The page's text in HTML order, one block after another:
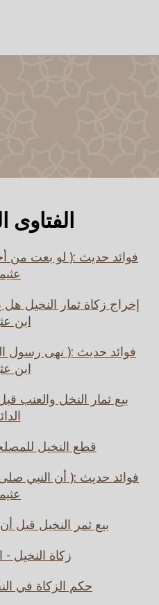
الفتاوى
فوائد حديث :( لو بعت من
إخراج زكاة ثمار النخيل
ابن
فوائد حديث :( نهى رسول
ابن
بيع ثمار النخل والعنب
قطع النخيل
فوائد حديث :( أن النبي
بيع ثمر النخيل قبل
زكاة النخيل -
حكم الزكاة في